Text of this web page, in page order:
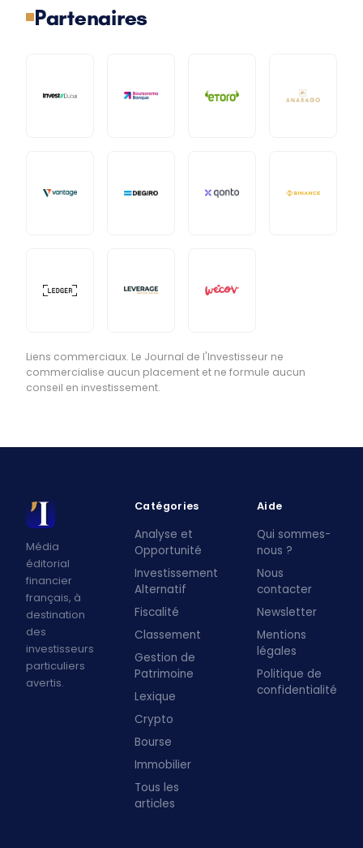
Partenaires
Liens commerciaux. Le Journal de l'Investisseur ne
commercialise aucun placement et ne formule aucun
conseil en investissement.
Média
éditorial
financier
français, à
destination
des
investisseurs
particuliers
avertis.
Catégories
Analyse et
Opportunité
Investissement
Alternatif
Fiscalité
Classement
Gestion de
Patrimoine
Lexique
Crypto
Bourse
Immobilier
Tous les
articles
Aide
Qui sommes-
nous ?
Nous
contacter
Newsletter
Mentions
légales
Politique de
confidentialité